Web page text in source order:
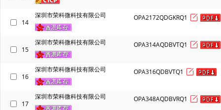
14
深圳市荣科微科技有限公司 OPA2172QDGKRQ1
15
深圳市荣科微科技有限公司 OPA314AQDBVTQ1
16
深圳市荣科微科技有限公司 OPA316QDBVTQ1
17
深圳市荣科微科技有限公司 OPA348AQDBVRQ1